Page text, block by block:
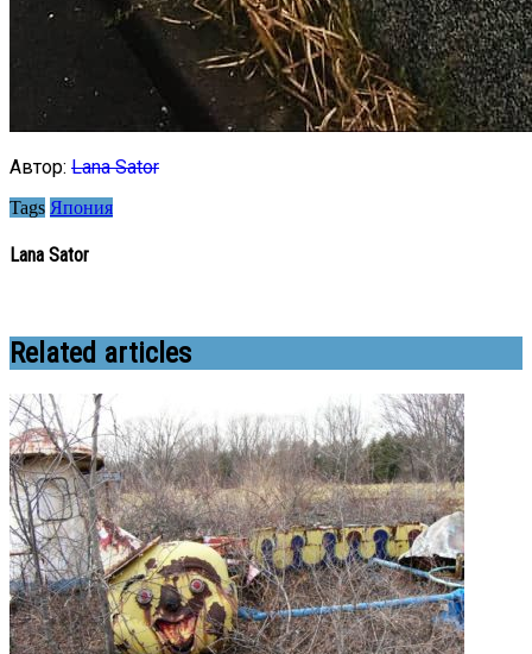
Автор: Lana Sator
Tags Япония
Lana Sator
Related articles